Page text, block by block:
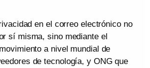
en el correo electrónico no
sí misma, sino mediante el
a nivel mundial de
de tecnología, y ONG que